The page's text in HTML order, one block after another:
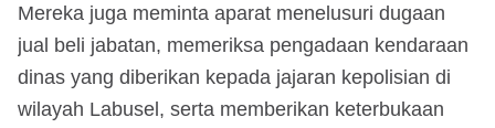
Mereka juga meminta aparat menelusuri dugaan
jual beli jabatan, memeriksa pengadaan kendaraan
dinas yang diberikan kepada jajaran kepolisian di
wilayah Labusel, serta memberikan keterbukaan